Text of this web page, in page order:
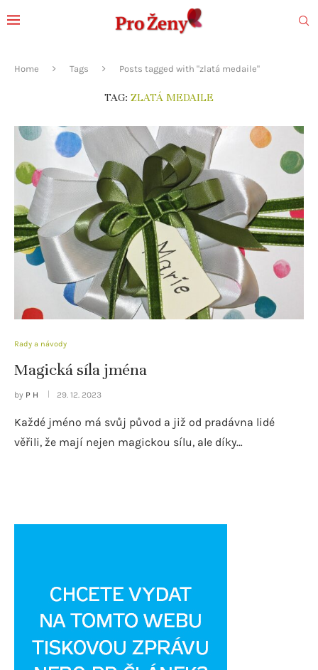
Home Tags Posts tagged with "zlatá medaile"
TAG: ZLATÁ MEDAILE
Rady a návody
Magická síla jména
by P H 29. 12. 2023
Každé jméno má svůj původ a již od pradávna lidé
věřili, že mají nejen magickou sílu, ale díky…